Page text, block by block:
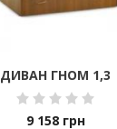
ДИВАН ГНОМ 1,3
9 158 грн